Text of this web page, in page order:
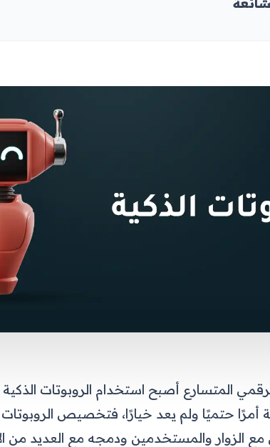
المتسارع أصبح استخدام الروبوتات الذكية
أمرًا حتميًا ولم يعد خيارًا، فتخصيص الروبوتات
مع الزوار والمستخدمين ودمجه مع العديد من